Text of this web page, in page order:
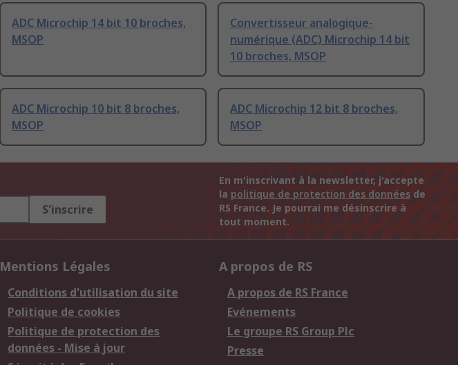
ADC Microchip 14 bit 10 broches,
MSOP
Convertisseur analogique-
numérique (ADC) Microchip 14 bit
10 broches, MSOP
ADC Microchip 10 bit 8 broches,
MSOP
ADC Microchip 12 bit 8 broches,
MSOP
S'inscrire
En m'inscrivant à la newsletter, j'accepte
la politique de protection des données de
RS France. Je pourrai me désinscrire à
tout moment.
Mentions Légales
Conditions d'utilisation du site
Politique de cookies
Politique de protection des
données - Mise à jour
A propos de RS
A propos de RS France
Evénements
Le groupe RS Group Plc
Presse